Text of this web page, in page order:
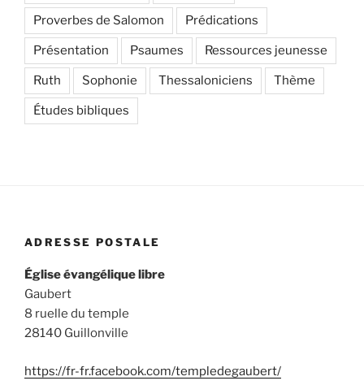
Proverbes de Salomon Prédications
Présentation Psaumes Ressources jeunesse
Ruth Sophonie Thessaloniciens Thème
Études bibliques
ADRESSE POSTALE
Église évangélique libre
Gaubert
8 ruelle du temple
28140 Guillonville
https://fr-fr.facebook.com/templedegaubert/